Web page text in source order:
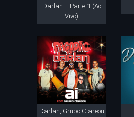
Darlan – Parte 1 (Ao
Vivo)
Darlan, Grupo Clareou